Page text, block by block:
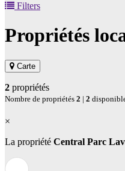
Filters
Propriétés
Carte
2 propriétés
Nombre de propriétés 2 | 2
×
La propriété Central Parc